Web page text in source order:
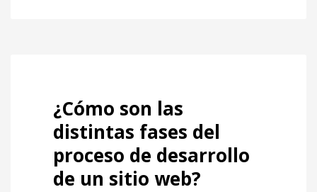
¿Cómo son las
distintas fases del
proceso de desarrollo
de un sitio web?